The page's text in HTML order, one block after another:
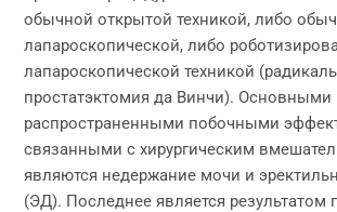
обычной открытой техникой, либо
лапароскопической, либо
лапароскопической техникой
простатэктомия да Винчи). Основными
распространенными побочными
связанными с хирургическим
являются недержание мочи и
(ЭД). Последнее является результатом